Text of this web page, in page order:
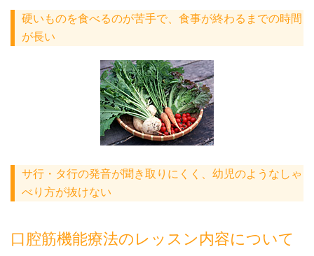
硬いものを食べるのが苦手で、食事が終わるまでの時間
が長い
サ行・タ行の発音が聞き取りにくく、幼児のようなしゃ
べり方が抜けない
口腔筋機能療法のレッスン内容について